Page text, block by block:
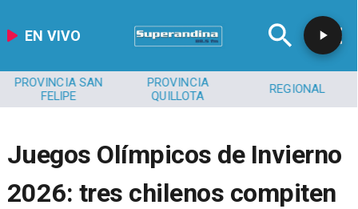
EN VIVO
PROVINCIA SAN
FELIPE
PROVINCIA
QUILLOTA
REGIONAL
Juegos Olímpicos de Invierno
2026: tres chilenos compiten